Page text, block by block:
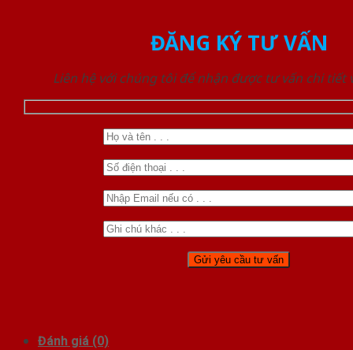
ĐĂNG KÝ TƯ VẤN
Liên hệ với chúng tôi để nhận được tư vấn chi tiết
Đánh giá (0)